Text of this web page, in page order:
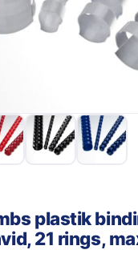
plastik
21 rings,